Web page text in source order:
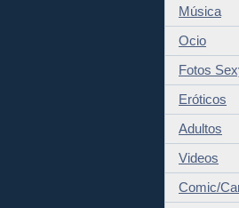
Música
Ocio
Fotos
Eróticos
Adultos
Videos
Comic/